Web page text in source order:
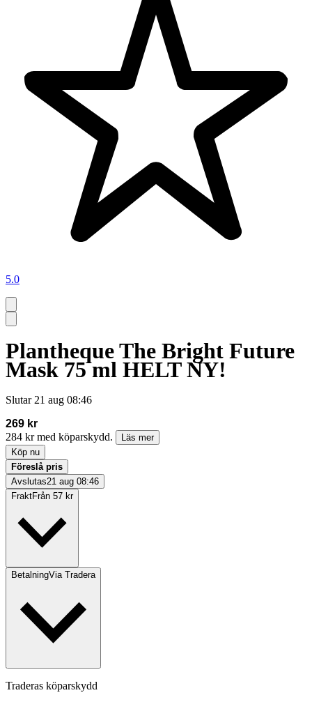
5.0
Plantheque The Bright Future
Mask 75 ml HELT NY!
Slutar 21 aug 08:46
269 kr
284 kr med köparskydd.
Läs mer
Köp nu
Föreslå pris
Avslutas21 aug 08:46
FraktFrån 57 kr
BetalningVia Tradera
Traderas köparskydd